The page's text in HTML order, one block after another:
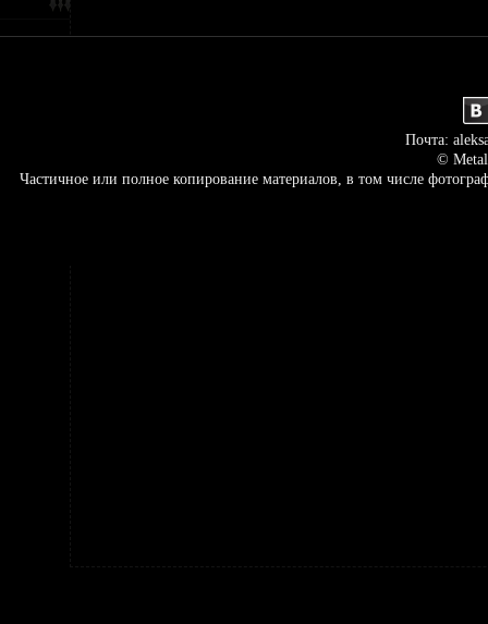
Почта:
©
Частичное или полное копирование материалов, в том числе